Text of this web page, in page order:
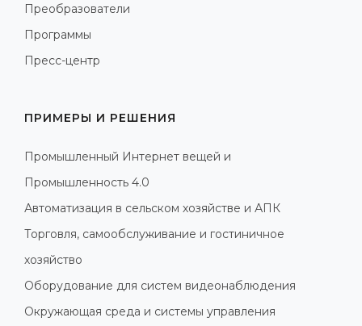
Преобразователи
Программы
Пресс-центр
ПРИМЕРЫ И РЕШЕНИЯ
Промышленный Интернет вещей и
Промышленность 4.0
Автоматизация в сельском хозяйстве и АПК
Торговля, самообслуживание и гостиничное
хозяйство
Оборудование для систем видеонаблюдения
Окружающая среда и системы управления